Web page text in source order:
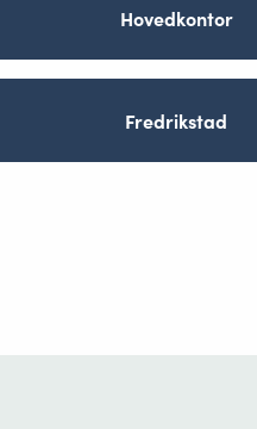
Hovedkontor
Fredrikstad